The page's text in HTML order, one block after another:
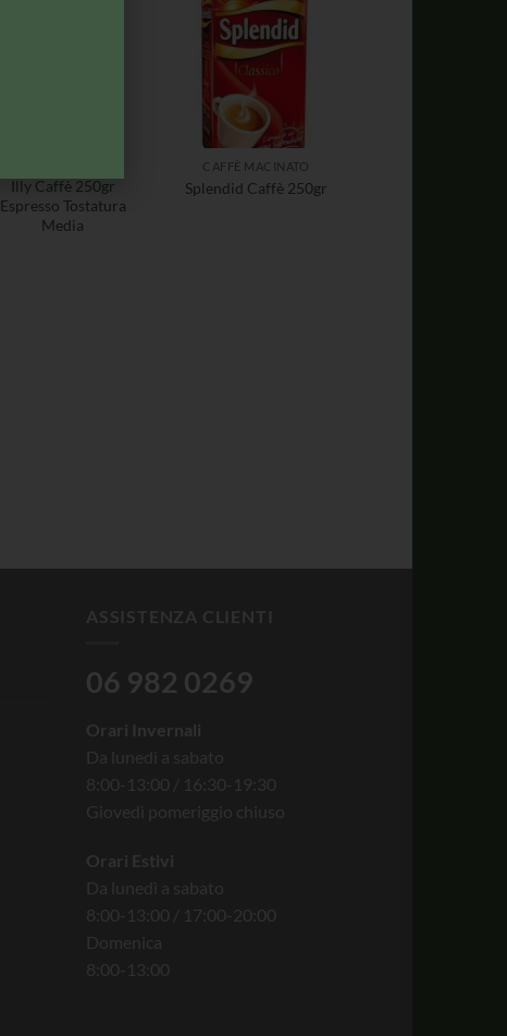
Illy Caffè 250gr
Espresso Tostatura
Media
CAFFÈ MACINATO
Splendid Caffè 250gr
ASSISTENZA CLIENTI
06 982 0269
Orari Invernali
Da lunedì a sabato
8:00-13:00 / 16:30-19:30
Giovedì pomeriggio chiuso
Orari Estivi
Da lunedì a sabato
8:00-13:00 / 17:00-20:00
Domenica
8:00-13:00